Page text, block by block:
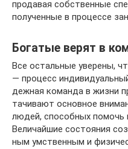
продавая собственные
полученные в процессе
Богатые верят в
Все остальные уверены,
— процесс
деж­ная ко­ман­да в жизни
та­чи­ва­ют ос­нов­ное
людей, спо­соб­ных по­мочь
Ве­ли­чай­шие со­сто­я­ния
ным ум­ствен­ным и